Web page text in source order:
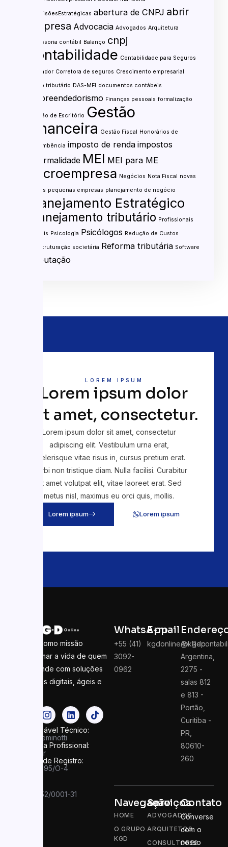
#DecisõesEstratégicas abertura de CNPJ abrir
empresa Advocacia Advogados Arquitetura
assessoria contábil Balanço cnpj
contabilidade Contabilidade para Seguros
contador Corretora de seguros Crescimento empresarial
custo tributário DAS-MEI documentos contábeis
empreendedorismo Finanças pessoais formalização
Gestão de Escritório Gestão
financeira Gestão Fiscal Honorários de
sucumbência imposto de renda impostos
informalidade MEI MEI para ME
microempresa Negócios Nota Fiscal novas
regras pequenas empresas planejamento de negócio
Planejamento Estratégico
Planejamento tributário Profissionais
liberais Psicologia Psicólogos Redução de Custos
Reestruturação societária Reforma tributária Software
Tributação
LOREM IPSUM
Lorem ipsum dolor
sit amet, consectetur.
Lorem ipsum dolor sit amet, consectetur
adipiscing elit. Vestibulum urna erat,
scelerisque vitae risus in, cursus pretium erat.
Morbi non tristique diam. Nulla facilisi. Curabitur
sit amet volutpat elit, vitae laoreet erat. Sed
metus nisl, maximus eu orci quis, mollis.
Lorem ipsum Lorem ipsum
Temos como missão
transformar a vida de quem
empreende com soluções
contábeis digitais, ágeis e
Responsável Técnico:
Felipe Seminotti
Categoria Profissional:
Contador
Número de Registro:
PR 049995/O-4
13.910.752/0001-31
WhatsApp
+55 (41)
3092-
0962
E-mail
Av. Rep.
Argentina,
2275 -
salas 812
e 813 -
Portão,
Curitiba -
PR,
80610-
260
Navegação
HOME
O GRUPO
KGD
Serviços
ADVOGADOS
ARQUITETOS
CONSULTORES
Contato
Converse
com o
nosso